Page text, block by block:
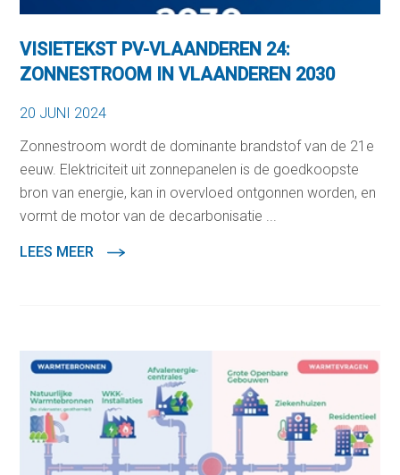
VISIETEKST PV-VLAANDEREN 24:
ZONNESTROOM IN VLAANDEREN 2030
20 JUNI 2024
Zonnestroom wordt de dominante brandstof van de 21e
eeuw. Elektriciteit uit zonnepanelen is de goedkoopste
bron van energie, kan in overvloed ontgonnen worden, en
vormt de motor van de decarbonisatie ...
LEES MEER